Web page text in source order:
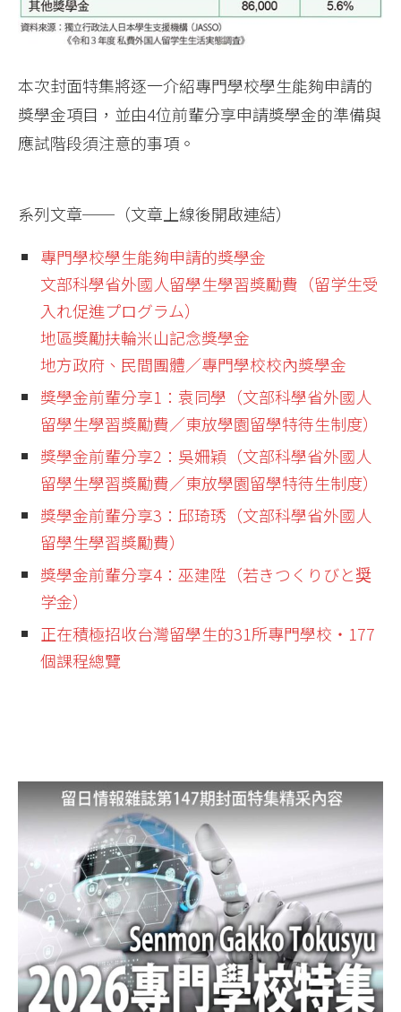
本次封面特集將逐一介紹專門學校學生能夠申請的
獎學金項目，並由4位前輩分享申請獎學金的準備與
應試階段須注意的事項。
系列文章──（文章上線後開啟連結）
專門學校學生能夠申請的獎學金
文部科學省外國人留學生學習獎勵費（留学生受
入れ促進プログラム）
地區獎勵扶輪米山記念獎學金
地方政府、民間團體／專門學校校內獎學金
獎學金前輩分享1：袁同學（文部科學省外國人
留學生學習獎勵費／東放學園留學特待生制度）
獎學金前輩分享2：吳姍穎（文部科學省外國人
留學生學習獎勵費／東放學園留學特待生制度）
獎學金前輩分享3：邱琦琇（文部科學省外國人
留學生學習獎勵費）
獎學金前輩分享4：巫建陞（若きつくりびと奨
学金）
正在積極招收台灣留學生的31所專門學校・177
個課程總覽